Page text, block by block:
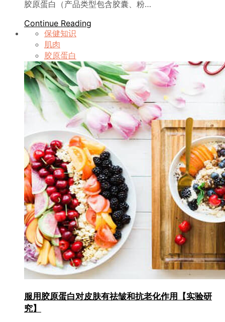
胶原蛋白（产品类型包含胶囊、粉…
Continue Reading
保健知识
肌肉
胶原蛋白
服用胶原蛋白对皮肤有祛皱和抗老化作用【实验研
究】